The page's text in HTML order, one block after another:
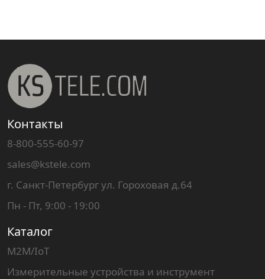
Каталог
M2M/IoT
Измерительные устройства и инструмент
Контакты
8-800-555-60-97
sales@kstele.com
г. Санкт-Петербург ул. Гороховая д.64
Пн - Пт, 9:00 - 19:00